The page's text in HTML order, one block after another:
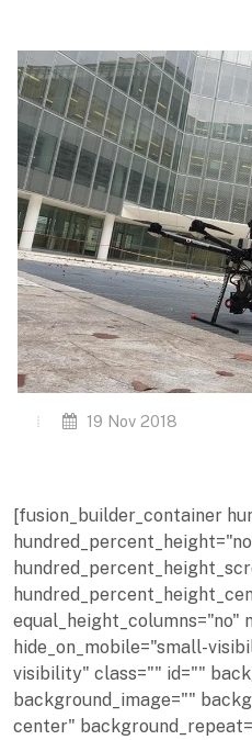
19 Nov 2018
[fusion_builder_container
equal_height_columns="no"
hide_on_mobile="small-
visibility" class="" id=""
background_image=""
center"